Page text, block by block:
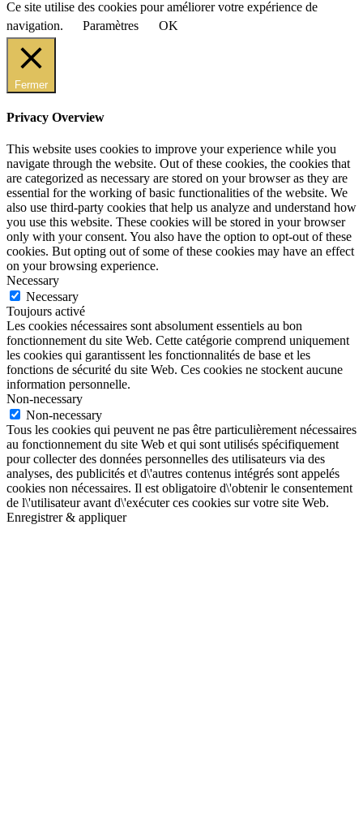
Ce site utilise des cookies pour améliorer votre expérience de
navigation.
Paramètres OK
Fermer
Privacy Overview
This website uses cookies to improve your experience while you
navigate through the website. Out of these cookies, the cookies that
are categorized as necessary are stored on your browser as they are
essential for the working of basic functionalities of the website. We
also use third-party cookies that help us analyze and understand how
you use this website. These cookies will be stored in your browser
only with your consent. You also have the option to opt-out of these
cookies. But opting out of some of these cookies may have an effect
on your browsing experience.
Necessary
Necessary
Toujours activé
Les cookies nécessaires sont absolument essentiels au bon
fonctionnement du site Web. Cette catégorie comprend uniquement
les cookies qui garantissent les fonctionnalités de base et les
fonctions de sécurité du site Web. Ces cookies ne stockent aucune
information personnelle.
Non-necessary
Non-necessary
Tous les cookies qui peuvent ne pas être particulièrement nécessaires
au fonctionnement du site Web et qui sont utilisés spécifiquement
pour collecter des données personnelles des utilisateurs via des
analyses, des publicités et d\'autres contenus intégrés sont appelés
cookies non nécessaires. Il est obligatoire d\'obtenir le consentement
de l\'utilisateur avant d\'exécuter ces cookies sur votre site Web.
Enregistrer & appliquer